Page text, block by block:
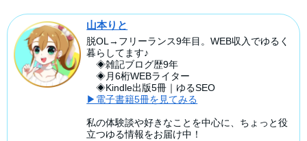
山本りと
脱OL→フリーランス9年目。WEB収入でゆるく
暮らしてます♪
◈雑記ブログ歴9年
◈月6桁WEBライター
◈Kindle出版5冊｜ゆるSEO
▶電子書籍5冊を見てみる
私の体験談や好きなことを中心に、ちょっと役
立つゆる情報をお届け中！